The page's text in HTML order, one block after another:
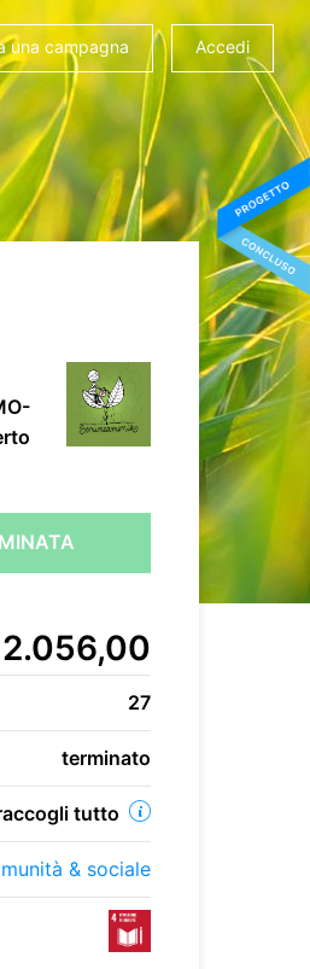
una campagna Accedi
27
terminato
tutto
& sociale